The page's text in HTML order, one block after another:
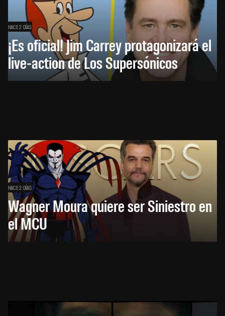
HACE 2 DÍAS
¡Es oficial! Jim Carrey protagonizará el
live-action de Los Supersónicos
HACE 2 DÍAS
Wagner Moura quiere ser Siniestro en
el MCU